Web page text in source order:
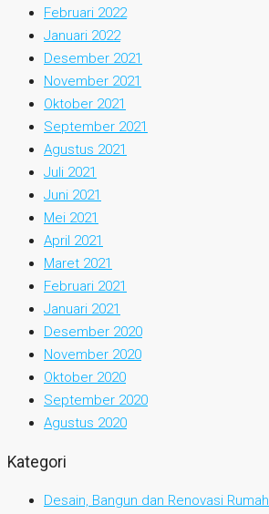
Februari 2022
Januari 2022
Desember 2021
November 2021
Oktober 2021
September 2021
Agustus 2021
Juli 2021
Juni 2021
Mei 2021
April 2021
Maret 2021
Februari 2021
Januari 2021
Desember 2020
November 2020
Oktober 2020
September 2020
Agustus 2020
Kategori
Desain, Bangun dan Renovasi Rumah